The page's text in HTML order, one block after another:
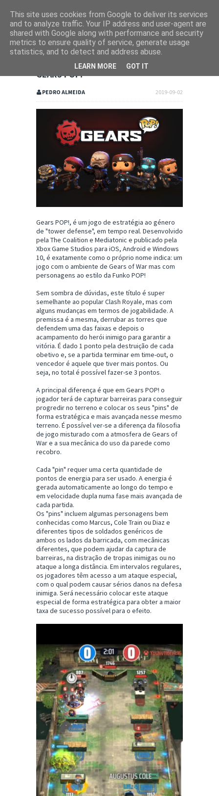
GEARS POP!
2019-09-02
PEDRO ALMEIDA
Gears POP!, é um jogo de estratégia ao género
de "tower defense", em tempo real. Desenvolvido
pela The Coalition e Mediatonic e publicado pela
Xbox Game Studios para iOS, Android e Windows
10, é exatamente como o próprio nome indica: um
jogo com o ambiente de Gears of War mas com
personagens ao estilo da Funko POP!
Sem sombra de dúvidas, este título é super
semelhante ao popular Clash Royale, mas com
alguns mudanças em termos de jogabilidade. A
premissa é a mesma, derrubar as torres que
defendem uma das faixas e depois o
acampamento do herói inimigo para garantir a
vitória. É dado 1 ponto pela destruição de cada
obetivo e, se a partida terminar em time-out, o
vencedor é aquele que tiver mais pontos. Ou
seja, no total é possível fazer-se 3 pontos.
A principal diferença é que em Gears POP! o
jogador terá de capturar barreiras para conseguir
progredir no terreno e colocar os seus "pins" de
forma estratégica e mais avançada nesse mesmo
terreno. É possível ver-se a diferença da filosofia
de jogo misturado com a atmosfera de Gears of
War e a sua mecânica do uso da parede como
recobro.
Cada "pin" requer uma certa quantidade de
pontos de energia para ser usado. A energia é
gerada automaticamente ao longo do tempo e
em velocidade dupla numa fase mais avançada de
cada partida.
Os "pins" incluem algumas personagens bem
conhecidas como Marcus, Cole Train ou Diaz e
diferentes tipos de soldados genéricos de
ambos os lados da barricada, com mecânicas
diferentes, que podem ajudar da captura de
barreiras, na distração de tropas inimigas ou no
ataque a longa distância. Em intervalos regulares,
os jogadores têm acesso a um ataque especial,
com o qual podem causar sérios danos na defesa
inimiga. Será necessário colocar este ataque
especial de forma estratégica para obter a maior
taxa de sucesso possível para o efeito.
This site uses cookies from Google to deliver its services
and to analyze traffic. Your IP address and user-agent are
shared with Google along with performance and security
metrics to ensure quality of service, generate usage
statistics, and to detect and address abuse.
LEARN MORE GOT IT